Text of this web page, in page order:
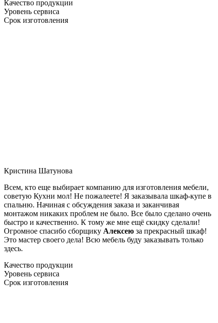
Качество продукции
Уровень сервиса
Срок изготовления
Кристина Шатунова
Всем, кто еще выбирает компанию для изготовления мебели,
советую Кухни мол! Не пожалеете! Я заказывала шкаф-купе в
спальню. Начиная с обсуждения заказа и заканчивая
монтажом никаких проблем не было. Все было сделано очень
быстро и качественно. К тому же мне ещё скидку сделали!
Огромное спасибо сборщику Алексею за прекрасный шкаф!
Это мастер своего дела! Всю мебель буду заказывать только
здесь.
Качество продукции
Уровень сервиса
Срок изготовления